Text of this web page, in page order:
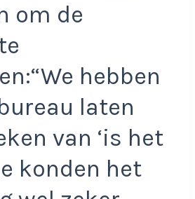
om de
hebben
laten
van ‘is het
konden het